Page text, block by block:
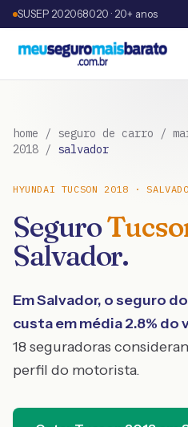
SUSEP 202068020 · 20+ anos
home / seguro de carro /
2018 / salvador
HYUNDAI TUCSON 2018 ·
Seguro
Salvador.
EmSalvador, o seguro do
custa em média2.8% do
18 seguradoras
perfil do motorista.